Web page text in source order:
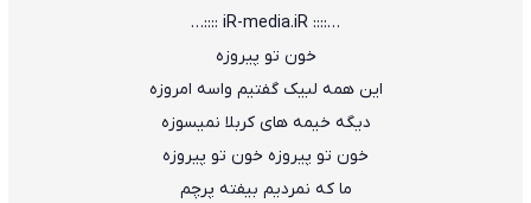
…:::: iR-media.iR ::::…
خون تو پیروزه
این همه لبیک گفتیم واسه امروزه
دیگه خیمه های کربلا نمیسوزه
خون تو پیروزه خون تو پیروزه
ما که نمردیم بیفته پرچم